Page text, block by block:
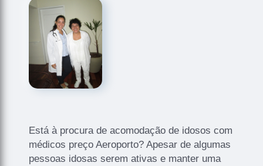
Está à procura de acomodação de idosos com
médicos preço Aeroporto? Apesar de algumas
pessoas idosas serem ativas e manter uma